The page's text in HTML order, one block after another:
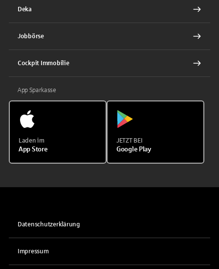
Deka
Jobbörse
Cockpit Immobilie
App Sparkasse
Laden im
App Store
JETZT BEI
Google Play
Datenschutzerklärung
Impressum